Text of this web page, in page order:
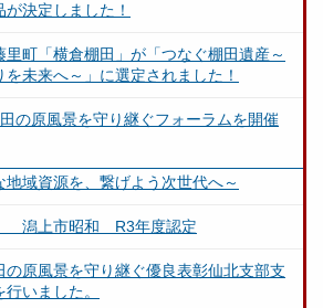
決定しました！
里町「横倉棚田」が「つなぐ棚田遺産～
未来へ～」に選定されました！
の原風景を守り継ぐフォーラムを開催
地域資源を、繋げよう次世代へ～
潟上市昭和 R3年度認定
の原風景を守り継ぐ優良表彰仙北支部支
いました。